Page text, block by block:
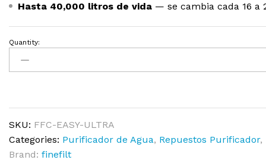
Hasta 40,000 litros de vida — se cambia cada 16 a
Quantity:
SKU: FFC-EASY-ULTRA
Categories: Purificador de Agua, Repuestos Purificador,
Brand: finefilt